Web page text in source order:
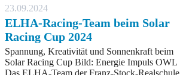
23.09.2024
ELHA-Racing-Team beim Solar
Racing Cup 2024
Spannung, Kreativität und Sonnenkraft beim
Solar Racing Cup Bild: Energie Impuls OWL
Das ELHA-Team der Franz-Stock-Realschule